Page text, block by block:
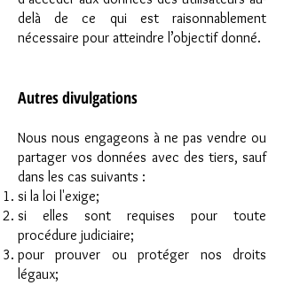
delà de ce qui est raisonnablement
nécessaire pour atteindre l’objectif donné.
Autres divulgations
Nous nous engageons à ne pas vendre ou
partager vos données avec des tiers, sauf
dans les cas suivants :
si la loi l'exige;
si elles sont requises pour toute
procédure judiciaire;
pour prouver ou protéger nos droits
légaux;